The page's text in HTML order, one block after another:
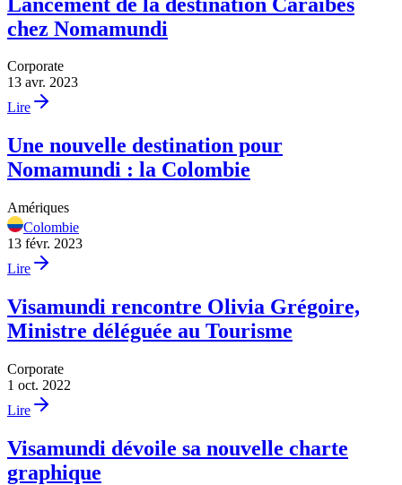
chez Nomamundi
Corporate
13 avr. 2023
Lire
Une nouvelle destination pour
Nomamundi : la Colombie
Amériques
Colombie
13 févr. 2023
Lire
Visamundi rencontre Olivia Grégoire,
Ministre déléguée au Tourisme
Corporate
1 oct. 2022
Lire
Visamundi dévoile sa nouvelle charte
graphique